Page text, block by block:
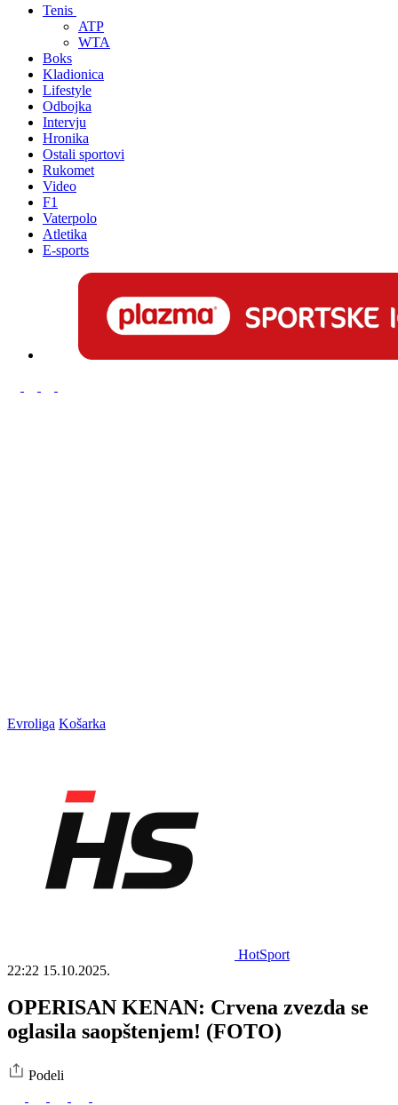
Tenis
ATP
WTA
Boks
Kladionica
Lifestyle
Odbojka
Intervju
Hronika
Ostali sportovi
Rukomet
Video
F1
Vaterpolo
Atletika
E-sports
Evroliga Košarka
HotSport
22:22 15.10.2025.
OPERISAN KENAN: Crvena zvezda se
oglasila saopštenjem! (FOTO)
Podeli